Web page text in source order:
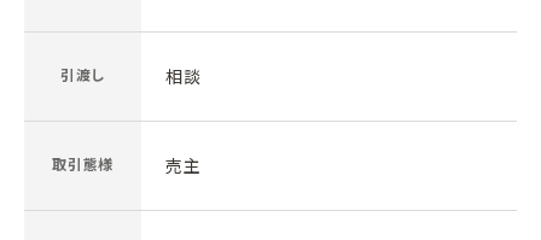
引渡し 相談
取引態様 売主